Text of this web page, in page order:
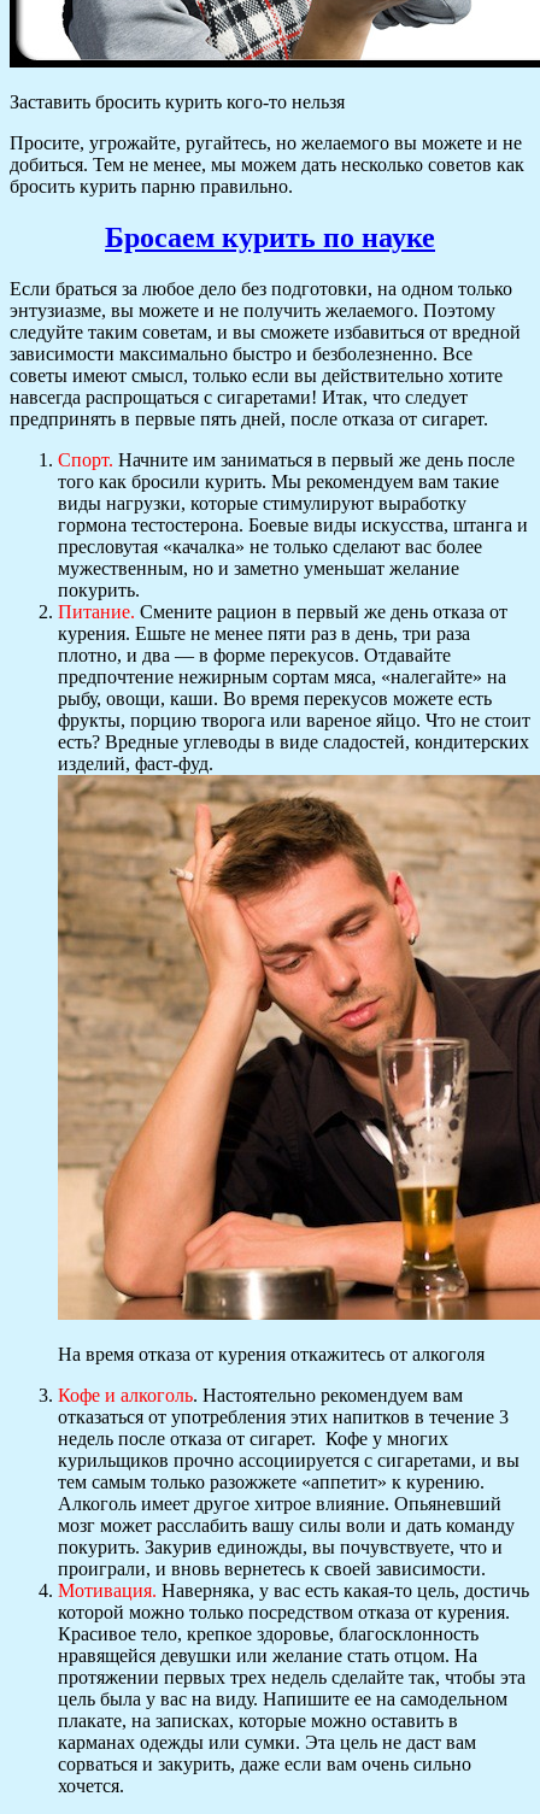
Заставить бросить курить кого-то нельзя
Просите, угрожайте, ругайтесь, но желаемого вы можете и не
добиться. Тем не менее, мы можем дать несколько советов как
бросить курить парню правильно.
Бросаем курить по науке
Если браться за любое дело без подготовки, на одном только
энтузиазме, вы можете и не получить желаемого. Поэтому
следуйте таким советам, и вы сможете избавиться от вредной
зависимости максимально быстро и безболезненно. Все
советы имеют смысл, только если вы действительно хотите
навсегда распрощаться с сигаретами! Итак, что следует
предпринять в первые пять дней, после отказа от сигарет.
Спорт. Начните им заниматься в первый же день после
того как бросили курить. Мы рекомендуем вам такие
виды нагрузки, которые стимулируют выработку
гормона тестостерона. Боевые виды искусства, штанга и
пресловутая «качалка» не только сделают вас более
мужественным, но и заметно уменьшат желание
покурить.
Питание. Смените рацион в первый же день отказа от
курения. Ешьте не менее пяти раз в день, три раза
плотно, и два — в форме перекусов. Отдавайте
предпочтение нежирным сортам мяса, «налегайте» на
рыбу, овощи, каши. Во время перекусов можете есть
фрукты, порцию творога или вареное яйцо. Что не стоит
есть? Вредные углеводы в виде сладостей, кондитерских
изделий, фаст-фуд.
На время отказа от курения откажитесь от алкоголя
Кофе и алкоголь. Настоятельно рекомендуем вам
отказаться от употребления этих напитков в течение 3
недель после отказа от сигарет. Кофе у многих
курильщиков прочно ассоциируется с сигаретами, и вы
тем самым только разожжете «аппетит» к курению.
Алкоголь имеет другое хитрое влияние. Опьяневший
мозг может расслабить вашу силы воли и дать команду
покурить. Закурив единожды, вы почувствуете, что и
проиграли, и вновь вернетесь к своей зависимости.
Мотивация. Наверняка, у вас есть какая-то цель, достичь
которой можно только посредством отказа от курения.
Красивое тело, крепкое здоровье, благосклонность
нравящейся девушки или желание стать отцом. На
протяжении первых трех недель сделайте так, чтобы эта
цель была у вас на виду. Напишите ее на самодельном
плакате, на записках, которые можно оставить в
карманах одежды или сумки. Эта цель не даст вам
сорваться и закурить, даже если вам очень сильно
хочется.